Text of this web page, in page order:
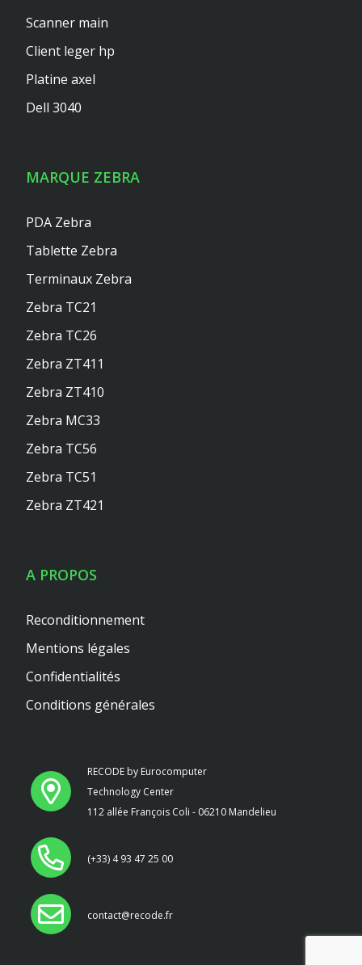
RECODE by Eurocomputer
Technology Center
112 allée François Coli - 06210 Mandelieu
(+33) 4 93 47 25 00
contact@recode.fr
Scanner main
Client leger hp
Platine axel
Dell 3040
MARQUE ZEBRA
PDA Zebra
Tablette Zebra
Terminaux Zebra
Zebra TC21
Zebra TC26
Zebra ZT411
Zebra ZT410
Zebra MC33
Zebra TC56
Zebra TC51
Zebra ZT421
A PROPOS
Reconditionnement
Mentions légales
Confidentialités
Conditions générales